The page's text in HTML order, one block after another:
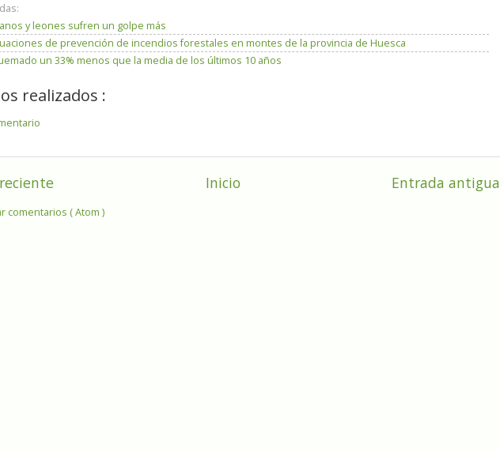
y leones sufren un golpe más
de prevención de incendios forestales en montes de la provincia de Huesca
un 33% menos que la media de los últimos 10 años
realizados :
Entrada antigua
Inicio
comentarios ( Atom )